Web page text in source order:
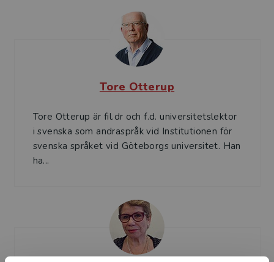
Tore Otterup
Tore Otterup är fil.dr och f.d. universitetslektor
i svenska som andraspråk vid Institutionen för
svenska språket vid Göteborgs universitet. Han
ha...